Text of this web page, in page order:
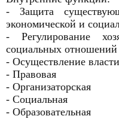
- Защита
экономической и
- Регулирование
социальных отношений
- Осуществление власти
- Правовая
- Организаторская
- Социальная
- Образовательная